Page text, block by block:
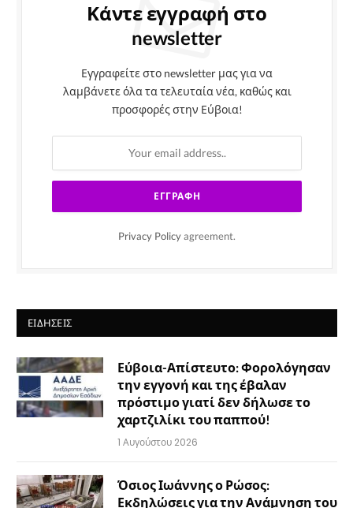
Κάντε εγγραφή στο
newsletter
Εγγραφείτε στο newsletter μας για να
λαμβάνετε όλα τα τελευταία νέα, καθώς και
προσφορές στην Εύβοια!
Privacy Policy agreement.
ΕΙΔΉΣΕΙΣ
Εύβοια-Απίστευτο: Φορολόγησαν
την εγγονή και της έβαλαν
πρόστιμο γιατί δεν δήλωσε το
χαρτζιλίκι του παππού!
1 Αυγούστου 2026
Όσιος Ιωάννης ο Ρώσος:
Εκδηλώσεις για την Ανάμνηση του